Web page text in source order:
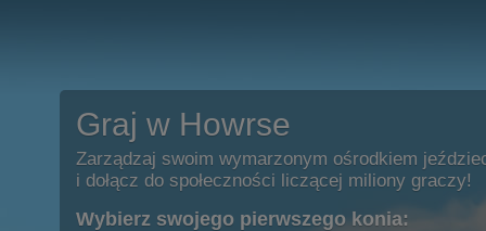
Graj w Howrse
Zarządzaj swoim wymarzonym ośrodkiem
i dołącz do społeczności liczącej miliony graczy!
Wybierz swojego pierwszego konia: